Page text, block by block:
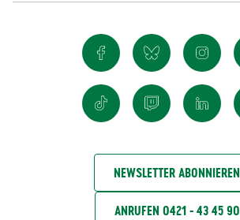
NEWSLETTER ABONNIEREN
ANRUFEN 0421 - 43 45 90